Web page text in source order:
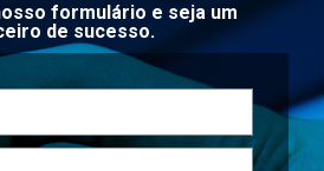
formulário e seja um
de sucesso.